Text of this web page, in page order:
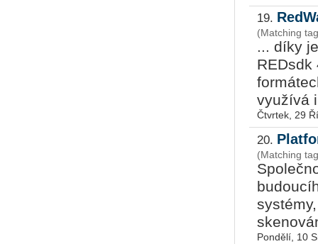
19.
(Matching
... díky
REDsdk
využívá
Čtvrtek, 29
20.
(Matching
Pondělí, 10